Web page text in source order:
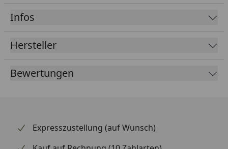
unerwünschten Blicken, ohne den Gartenbereich zu
verdunkeln, und schaffen so eine helle und stilvolle
Atmosphäre.
Infos
Hersteller
Bewertungen
Expresszustellung (auf Wunsch)